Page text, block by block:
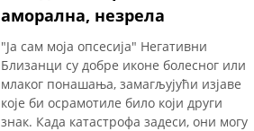
аморална, незрела
"Ја сам моја опсесија" Негативни
Близанци су добре иконе болесног или
млаког понашања, замагљујући изјаве
које би осрамотиле било који други
знак. Када катастрофа задеси, они могу